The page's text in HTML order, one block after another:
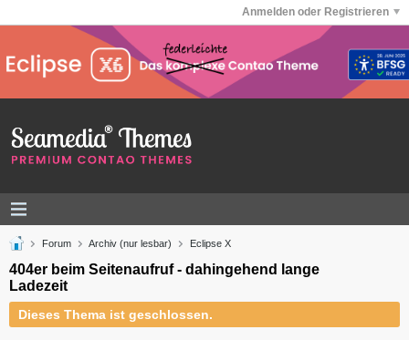
Anmelden oder Registrieren
Forum Archiv (nur lesbar) Eclipse X
404er beim Seitenaufruf - dahingehend lange
Ladezeit
Dieses Thema ist geschlossen.